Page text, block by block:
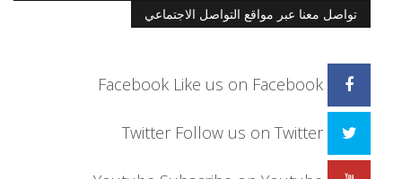
تواصل معنا عبر مواقع التواصل الاجتماعي
Facebook Like us on Facebook
Twitter Follow us on Twitter